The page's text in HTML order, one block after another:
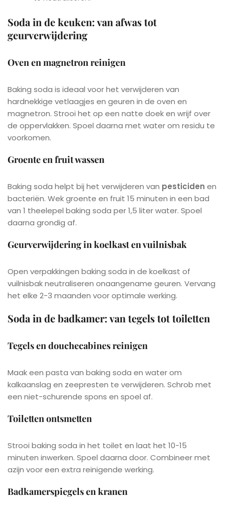
Soda in de keuken: van afwas tot
geurverwijdering
Oven en magnetron reinigen
Baking soda is ideaal voor het verwijderen van
hardnekkige vetlaagjes en geuren in de oven en
magnetron. Strooi het op een natte doek en wrijf over
de oppervlakken. Spoel daarna met water om residu te
voorkomen.
Groente en fruit wassen
Baking soda helpt bij het verwijderen van pesticiden en
bacteriën. Wek groente en fruit 15 minuten in een bad
van 1 theelepel baking soda per 1,5 liter water. Spoel
daarna grondig af.
Geurverwijdering in koelkast en vuilnisbak
Open verpakkingen baking soda in de koelkast of
vuilnisbak neutraliseren onaangename geuren. Vervang
het elke 2-3 maanden voor optimale werking.
Soda in de badkamer: van tegels tot toiletten
Tegels en douchecabines reinigen
Maak een pasta van baking soda en water om
kalkaanslag en zeepresten te verwijderen. Schrob met
een niet-schurende spons en spoel af.
Toiletten ontsmetten
Strooi baking soda in het toilet en laat het 10-15
minuten inwerken. Spoel daarna door. Combineer met
azijn voor een extra reinigende werking.
Badkamerspiegels en kranen